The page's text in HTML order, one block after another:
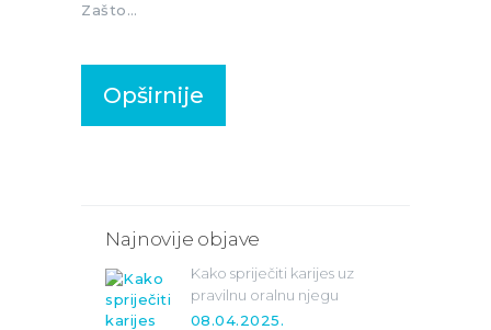
Zašto…
Opširnije
Najnovije objave
Kako spriječiti karijes uz
pravilnu oralnu njegu
08.04.2025.